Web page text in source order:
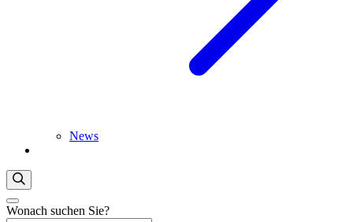
News
Wonach suchen Sie?